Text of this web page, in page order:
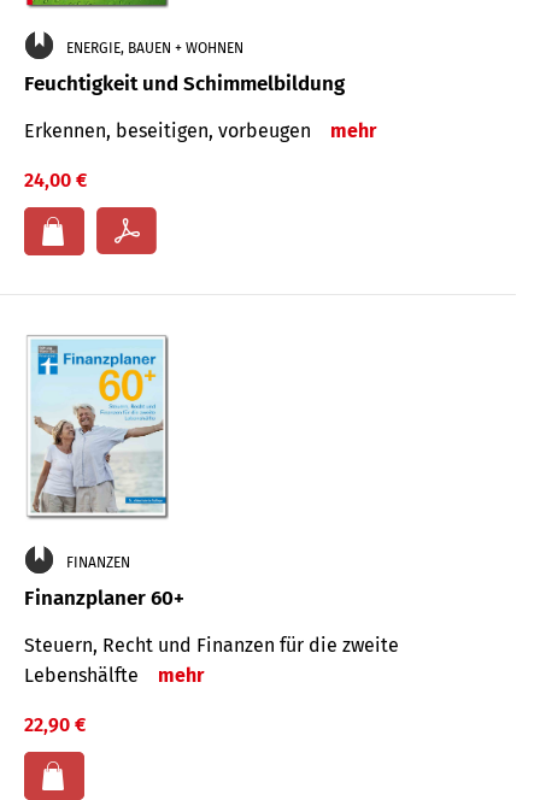
ENERGIE, BAUEN + WOHNEN
Feuchtigkeit und Schimmelbildung
Erkennen, beseitigen, vorbeugen mehr
24,00 €
FINANZEN
Finanzplaner 60+
Steuern, Recht und Finanzen für die zweite
Lebenshälfte
mehr
22,90 €